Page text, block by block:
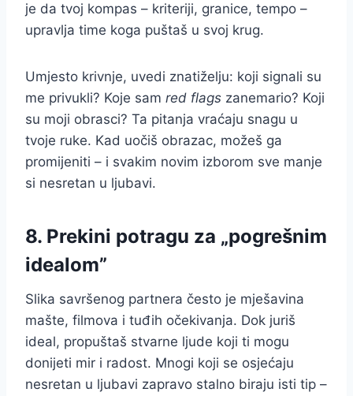
je da tvoj kompas – kriteriji, granice, tempo –
upravlja time koga puštaš u svoj krug.
Umjesto krivnje, uvedi znatiželju: koji signali su
me privukli? Koje sam red flags zanemario? Koji
su moji obrasci? Ta pitanja vraćaju snagu u
tvoje ruke. Kad uočiš obrazac, možeš ga
promijeniti – i svakim novim izborom sve manje
si nesretan u ljubavi.
8. Prekini potragu za „pogrešnim
idealom”
Slika savršenog partnera često je mješavina
mašte, filmova i tuđih očekivanja. Dok juriš
ideal, propuštaš stvarne ljude koji ti mogu
donijeti mir i radost. Mnogi koji se osjećaju
nesretan u ljubavi zapravo stalno biraju isti tip –